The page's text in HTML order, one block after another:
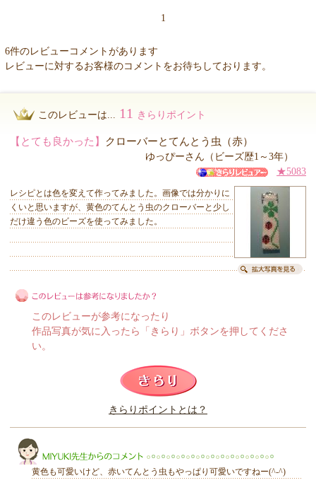
1
6件のレビューコメントがあります
レビューに対するお客様のコメントをお待ちしております。
このレビューは... 11 きらりポイント
【とても良かった】 クローバーとてんとう虫（赤）
ゆっぴーさん（ビーズ歴1～3年）
★5083
レシピとは色を変えて作ってみました。画像では分かりに
くいと思いますが、黄色のてんとう虫のクローバーと少し
だけ違う色のビーズを使ってみました。
このレビューは参考になりましたか？
このレビューが参考になったり
作品写真が気に入ったら「きらり」ボタンを押してくださ
い。
きらりポイントとは？
黄色も可愛いけど、赤いてんとう虫もやっぱり可愛いですねー(^-^)